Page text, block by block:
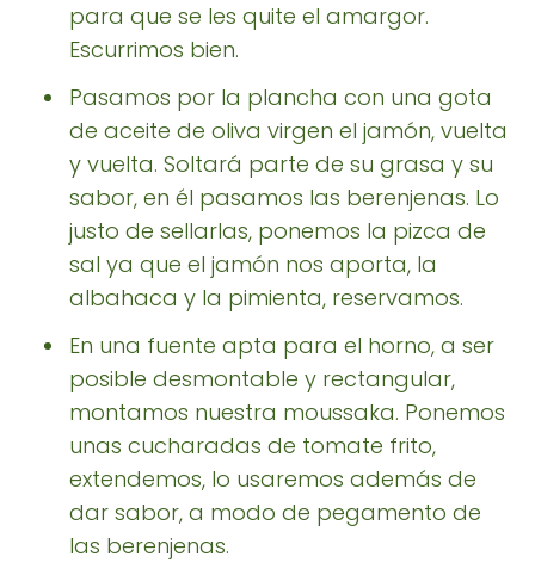
para que se les quite el amargor.
Escurrimos bien.
Pasamos por la plancha con una gota
de aceite de oliva virgen el jamón, vuelta
y vuelta. Soltará parte de su grasa y su
sabor, en él pasamos las berenjenas. Lo
justo de sellarlas, ponemos la pizca de
sal ya que el jamón nos aporta, la
albahaca y la pimienta, reservamos.
En una fuente apta para el horno, a ser
posible desmontable y rectangular,
montamos nuestra moussaka. Ponemos
unas cucharadas de tomate frito,
extendemos, lo usaremos además de
dar sabor, a modo de pegamento de
las berenjenas.